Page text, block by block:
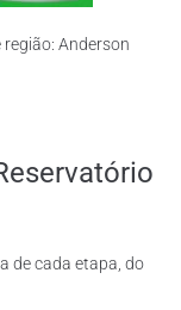
região: Anderson
de cada etapa, do